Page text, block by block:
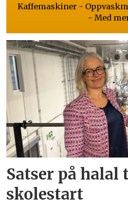
Kaffemaskiner -
- Med
Satser på halal
skolestart